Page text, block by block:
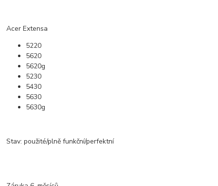
Acer Extensa
5220
5620
5620g
5230
5430
5630
5630g
Stav: použité/plně funkční/perfektní